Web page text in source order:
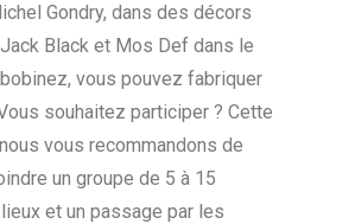
Gondry, dans des décors
Black et Mos Def dans le
vous pouvez fabriquer
souhaitez participer ? Cette
vous recommandons de
un groupe de 5 à 15
et un passage par les